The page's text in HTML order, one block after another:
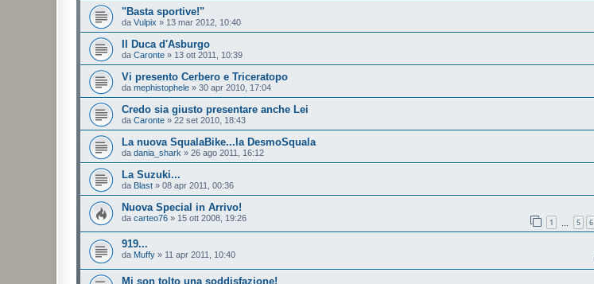
"Basta sportive!"
da Vulpix » 13 mar 2012, 10:40
Il Duca d'Asburgo
da Caronte » 13 ott 2011, 10:39
Vi presento Cerbero e Triceratopo
da mephistophele » 30 apr 2010, 17:04
Credo sia giusto presentare anche Lei
da Caronte » 22 set 2010, 18:43
La nuova SqualaBike...la DesmoSquala
da dania_shark » 26 ago 2011, 16:12
La Suzuki...
da Blast » 08 apr 2011, 00:36
Nuova Special in Arrivo!
da carteo76 » 15 ott 2008, 19:26 1 5 6
919...
da Muffy » 11 apr 2011, 10:40
Mi son tolto una soddisfazione!